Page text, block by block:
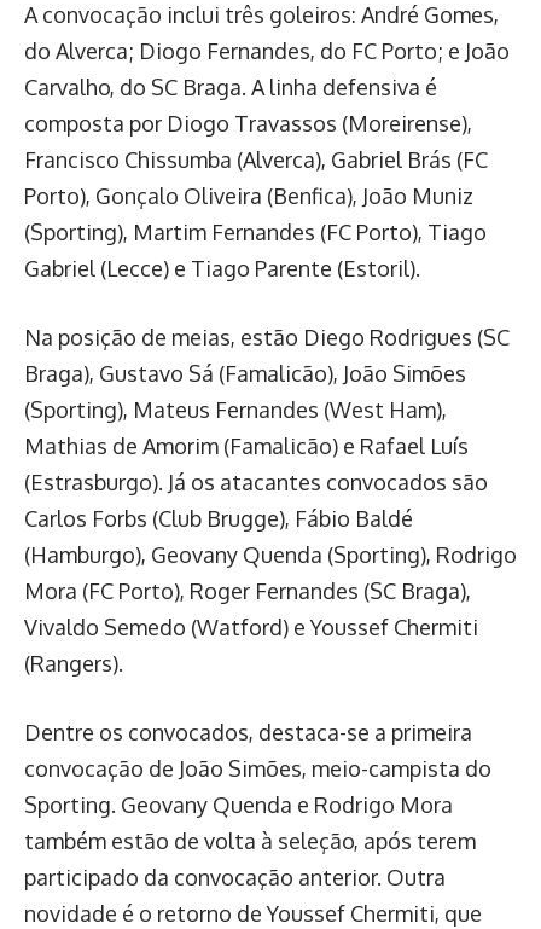
A convocação inclui três goleiros: André Gomes,
do Alverca; Diogo Fernandes, do FC Porto; e João
Carvalho, do SC Braga. A linha defensiva é
composta por Diogo Travassos (Moreirense),
Francisco Chissumba (Alverca), Gabriel Brás (FC
Porto), Gonçalo Oliveira (Benfica), João Muniz
(Sporting), Martim Fernandes (FC Porto), Tiago
Gabriel (Lecce) e Tiago Parente (Estoril).
Na posição de meias, estão Diego Rodrigues (SC
Braga), Gustavo Sá (Famalicão), João Simões
(Sporting), Mateus Fernandes (West Ham),
Mathias de Amorim (Famalicão) e Rafael Luís
(Estrasburgo). Já os atacantes convocados são
Carlos Forbs (Club Brugge), Fábio Baldé
(Hamburgo), Geovany Quenda (Sporting), Rodrigo
Mora (FC Porto), Roger Fernandes (SC Braga),
Vivaldo Semedo (Watford) e Youssef Chermiti
(Rangers).
Dentre os convocados, destaca-se a primeira
convocação de João Simões, meio-campista do
Sporting. Geovany Quenda e Rodrigo Mora
também estão de volta à seleção, após terem
participado da convocação anterior. Outra
novidade é o retorno de Youssef Chermiti, que